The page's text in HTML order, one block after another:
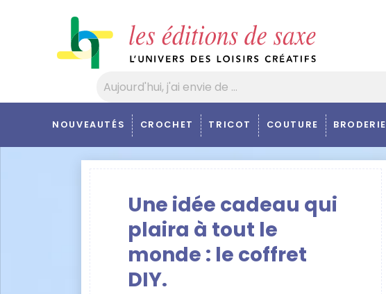
NOUVEAUTÉS CROCHET TRICOT COUTURE BRODERIE
Une idée cadeau qui
plaira à tout le
monde : le coffret
DIY.